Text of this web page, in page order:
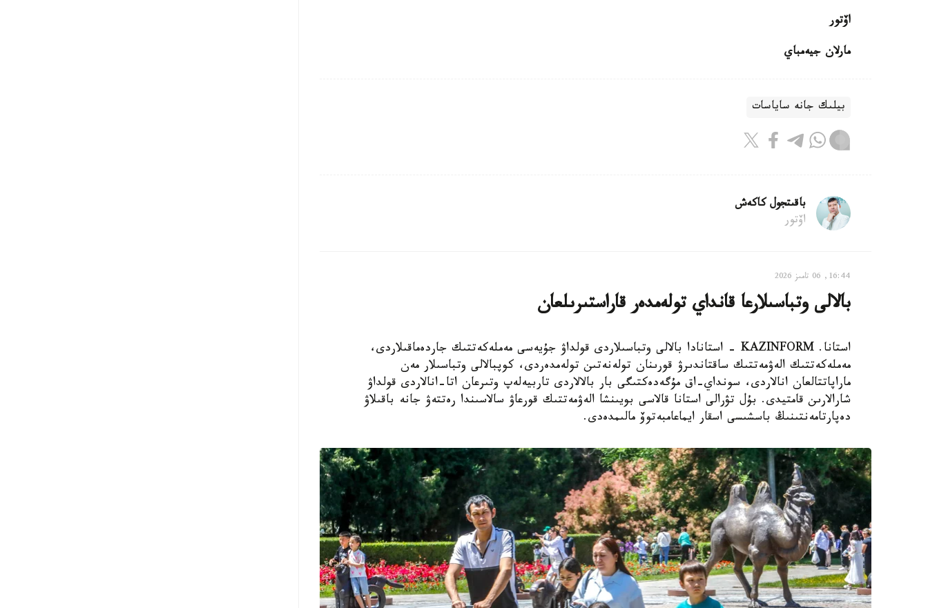
اۆتور
مارلان جيەمباي
بيلىك جانە ساياسات
باقىتجول كاكەش
اۆتور
16:44, 06 تامىز 2026
بالالى وتباسىلارعا قانداي تولەمدەر قاراستىرىلعان
استانا. KAZINFORM - استانادا بالالى وتباسىلاردى قولداۋ جۇيەسى مەملەكەتتىك جاردەماقىلاردى،
مەملەكەتتىك الەۋمەتتىك ساقتاندىرۋ قورىنان تولەنەتىن تولەمدەردى، كوپبالالى وتباسىلار مەن
ماراپاتتالعان انالاردى، سونداي-اق مۇگەدەكتىگى بار بالالاردى تاربيەلەپ وتىرعان اتا-انالاردى قولداۋ
شارالارىن قامتيدى. بۇل تۋرالى استانا قالاسى بويىنشا الەۋمەتتىك قورعاۋ سالاسىندا رەتتەۋ جانە باقىلاۋ
دەپارتامەنتىنىڭ باسشىسى اسقار ايماعامبەتوۆ مالىمدەدى.